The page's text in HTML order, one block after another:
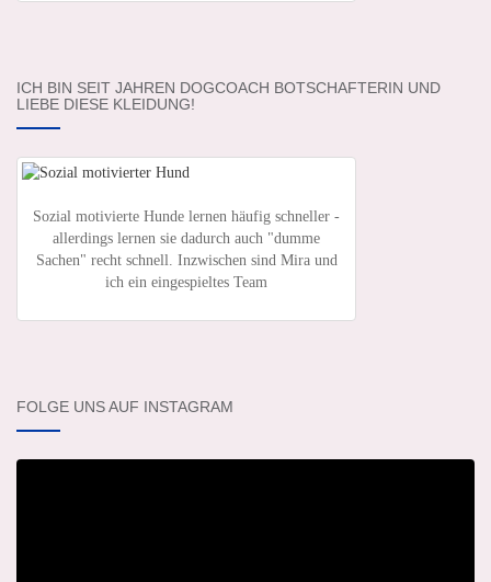
ICH BIN SEIT JAHREN DOGCOACH BOTSCHAFTERIN UND
LIEBE DIESE KLEIDUNG!
Sozial motivierte Hunde lernen häufig schneller -
allerdings lernen sie dadurch auch "dumme
Sachen" recht schnell. Inzwischen sind Mira und
ich ein eingespieltes Team
FOLGE UNS AUF INSTAGRAM